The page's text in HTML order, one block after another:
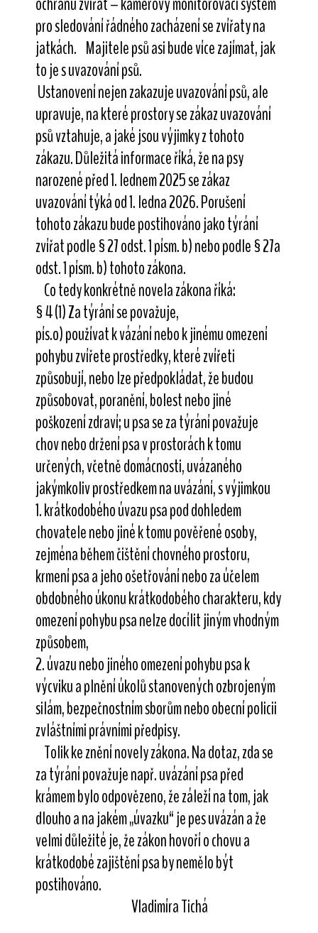
pro sledování řádného zacházení se zvířaty na
jatkách. Majitele psů asi bude více zajímat, jak
to je s uvazování psů.
Ustanovení nejen zakazuje uvazování psů, ale
upravuje, na které prostory se zákaz uvazování
psů vztahuje, a jaké jsou výjimky z tohoto
zákazu. Důležitá informace říká, že na psy
narozené před 1. lednem 2025 se zákaz
uvazování týká od 1. ledna 2026. Porušení
tohoto zákazu bude postihováno jako týrání
zvířat podle § 27 odst. 1 písm. b) nebo podle § 27a
odst. 1 písm. b) tohoto zákona.
Co tedy konkrétně novela zákona říká:
§ 4 (1) Za týrání se považuje,
pís.o) používat k vázání nebo k jinému omezení
pohybu zvířete prostředky, které zvířeti
způsobují, nebo lze předpokládat, že budou
způsobovat, poranění, bolest nebo jiné
poškození zdraví; u psa se za týrání považuje
chov nebo držení psa v prostorách k tomu
určených, včetně domácnosti, uvázaného
jakýmkoliv prostředkem na uvázání, s výjimkou
1. krátkodobého úvazu psa pod dohledem
chovatele nebo jiné k tomu pověřené osoby,
zejména během čištění chovného prostoru,
krmení psa a jeho ošetřování nebo za účelem
obdobného úkonu krátkodobého charakteru, kdy
omezení pohybu psa nelze docílit jiným vhodným
způsobem,
2. úvazu nebo jiného omezení pohybu psa k
výcviku a plnění úkolů stanovených ozbrojeným
silám, bezpečnostním sborům nebo obecní policii
zvláštními právními předpisy.
Tolik ke znění novely zákona. Na dotaz, zda se
za týrání považuje např. uvázání psa před
krámem bylo odpovězeno, že záleží na tom, jak
dlouho a na jakém „úvazku“ je pes uvázán a že
velmi důležité je, že zákon hovoří o chovu a
krátkodobé zajištění psa by nemělo být
postihováno.
Vladimíra Tichá